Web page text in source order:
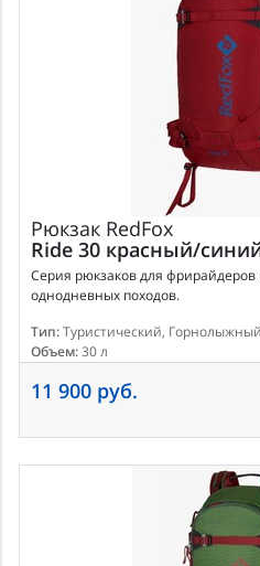
Рюкзак RedFox
Ride 30 красный/
Серия рюкзаков для
однодневных походов.
Тип:Туристический, Горнолыжный
Объем:30 л
11 900 руб.